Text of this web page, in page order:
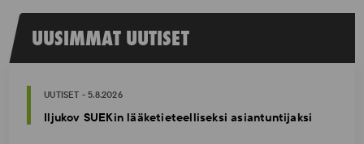
UUSIMMAT UUTISET
UUTISET - 5.8.2026
Iljukov SUEKin lääketieteelliseksi asiantuntijaksi